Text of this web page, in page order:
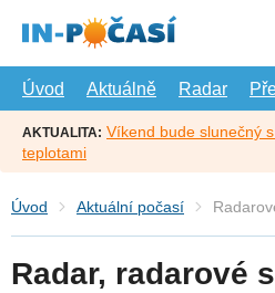
hlavní
Úvod
Aktuálně Radar
AKTUALITA: Víkend bude slunečný
teplotami
Úvod Aktuální počasí
Radar, radarové